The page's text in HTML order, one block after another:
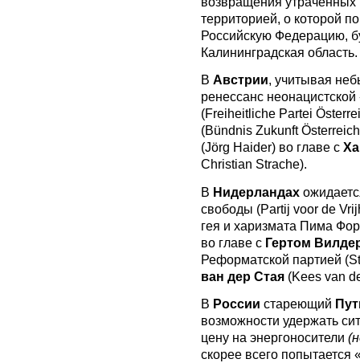
территорией, о которой
Российскую Федерацию,
Калининградская область.
В Австрии, учитывая
ренессанс
(Freiheitliche Partei
(Bündnis Zukunft
(Jörg Haider) во главе с
Christian Strache).
В Нидерландах
свободы (Partij voor de
гея и харизмата Пима
во главе с Гертом
Реформатской партией
ван дер Стая (Kees van
В России стареющий
возможности удержать
цену на энергоносители
скорее всего попытается